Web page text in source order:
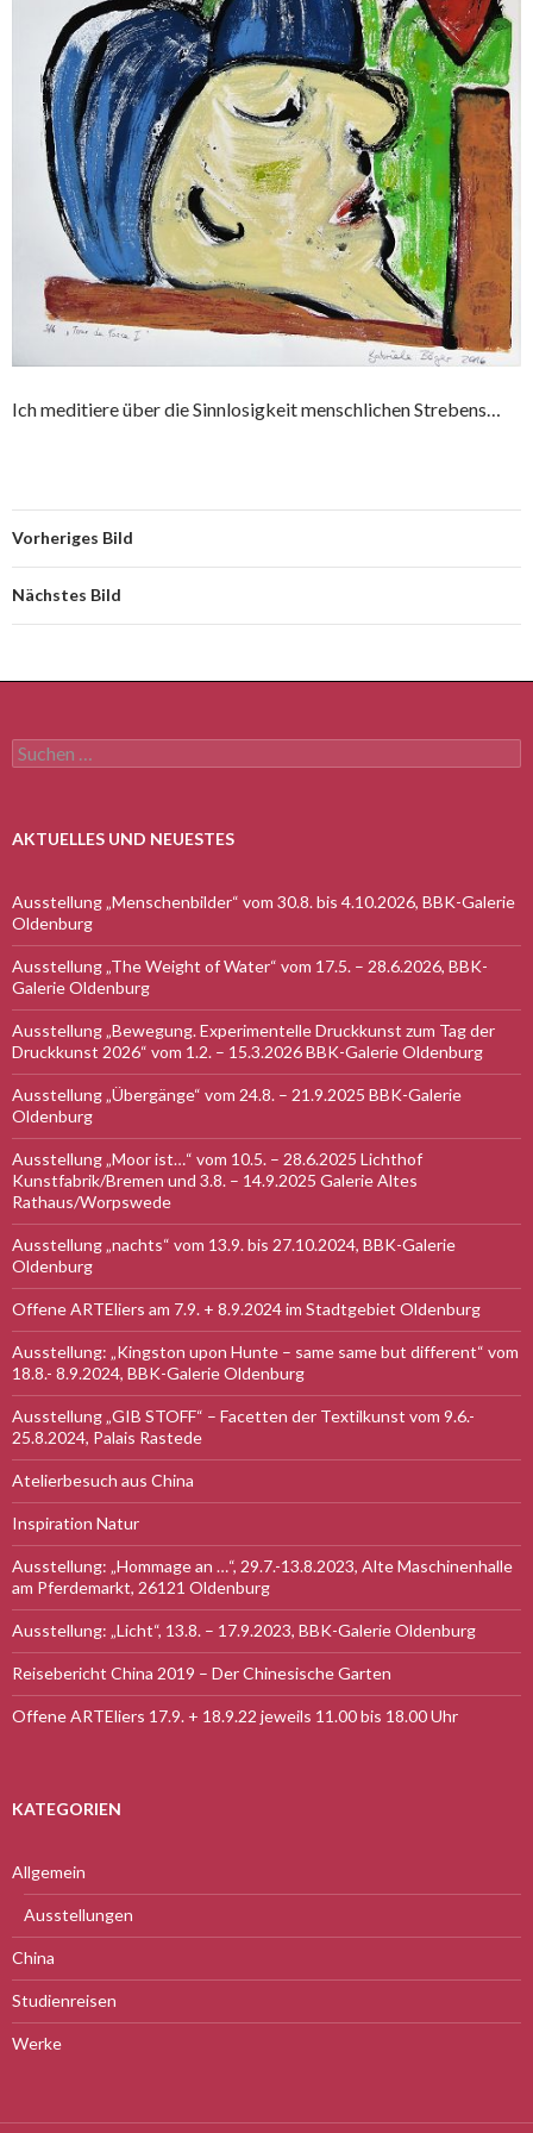
Ich meditiere über die Sinnlosigkeit menschlichen Strebens…
Vorheriges Bild
Nächstes Bild
Suchen
nach:
AKTUELLES UND NEUESTES
Ausstellung „Menschenbilder“ vom 30.8. bis 4.10.2026, BBK-Galerie
Oldenburg
Ausstellung „The Weight of Water“ vom 17.5. – 28.6.2026, BBK-
Galerie Oldenburg
Ausstellung „Bewegung. Experimentelle Druckkunst zum Tag der
Druckkunst 2026“ vom 1.2. – 15.3.2026 BBK-Galerie Oldenburg
Ausstellung „Übergänge“ vom 24.8. – 21.9.2025 BBK-Galerie
Oldenburg
Ausstellung „Moor ist…“ vom 10.5. – 28.6.2025 Lichthof
Kunstfabrik/Bremen und 3.8. – 14.9.2025 Galerie Altes
Rathaus/Worpswede
Ausstellung „nachts“ vom 13.9. bis 27.10.2024, BBK-Galerie
Oldenburg
Offene ARTEliers am 7.9. + 8.9.2024 im Stadtgebiet Oldenburg
Ausstellung: „Kingston upon Hunte – same same but different“ vom
18.8.- 8.9.2024, BBK-Galerie Oldenburg
Ausstellung „GIB STOFF“ – Facetten der Textilkunst vom 9.6.-
25.8.2024, Palais Rastede
Atelierbesuch aus China
Inspiration Natur
Ausstellung: „Hommage an …“, 29.7.-13.8.2023, Alte Maschinenhalle
am Pferdemarkt, 26121 Oldenburg
Ausstellung: „Licht“, 13.8. – 17.9.2023, BBK-Galerie Oldenburg
Reisebericht China 2019 – Der Chinesische Garten
Offene ARTEliers 17.9. + 18.9.22 jeweils 11.00 bis 18.00 Uhr
KATEGORIEN
Allgemein
Ausstellungen
China
Studienreisen
Werke